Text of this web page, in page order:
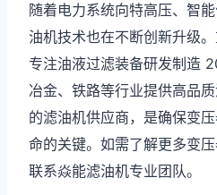
随着电力系统向特高压、智
油机技术也在不断创新升级
专注油液过滤装备研发制造
冶金、铁路等行业提供高品
的滤油机供应商，是确保变
命的关键。如需了解更多变
联系焱能滤油机专业团队。